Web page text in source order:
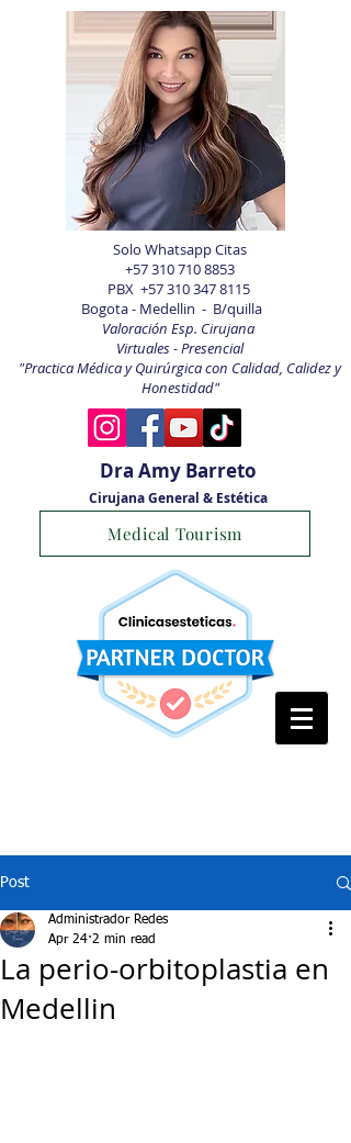
Solo Whatsapp Citas
+57 310 710 8853
PBX +57 310 347 8115
Bogota - Medellin - B/quilla
Valoración Esp. Cirujana
Virtuales - Presencial
"Practica Médica y Quirúrgica con Calidad, Calidez y
Honestidad"
Dra Amy Barreto
Cirujana General & Estética
Medical Tourism
Post
La perio-orbitoplastia en
Medellin
Administrador Redes
Apr 24 2 min read